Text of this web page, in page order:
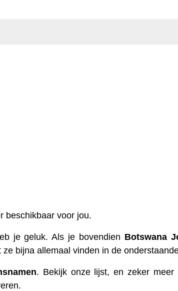
beschikbaar voor jou.
je geluk. Als je bovendien Botswana
bijna allemaal vinden in de
. Bekijk onze lijst, en zeker